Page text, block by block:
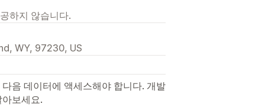
하지 않습니다.
WY, 97230, US
음 데이터에 액세스해야 합니다. 개발
보세요.